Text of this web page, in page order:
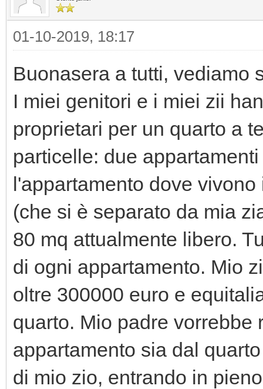
01-10-2019, 18:17
Buonasera a tutti, vediamo
I miei genitori e i miei zii
proprietari per un quarto a
particelle: due
l'appartamento dove
(che si è separato da mia
80 mq attualmente libero.
di ogni appartamento. Mio
oltre 300000 euro e
quarto. Mio padre
appartamento sia dal
di mio zio, entrando in